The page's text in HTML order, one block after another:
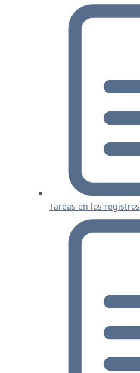
Tareas en los registros